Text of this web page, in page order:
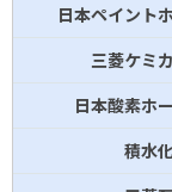
日本ペイント
三菱ケミ
日本酸素ホ
積水